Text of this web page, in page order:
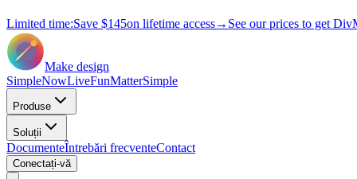
Limited time:Save $145on lifetime access→ See our prices to get
Make design
SimpleNowLiveFunMatterSimple
Produse
Soluții
DocumenteÎntrebări frecventeContact
Conectați-vă